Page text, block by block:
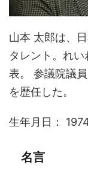
山本 太郎は、
タレント。れ
表。 参議院議
を歴任した。
生年月日：
名言